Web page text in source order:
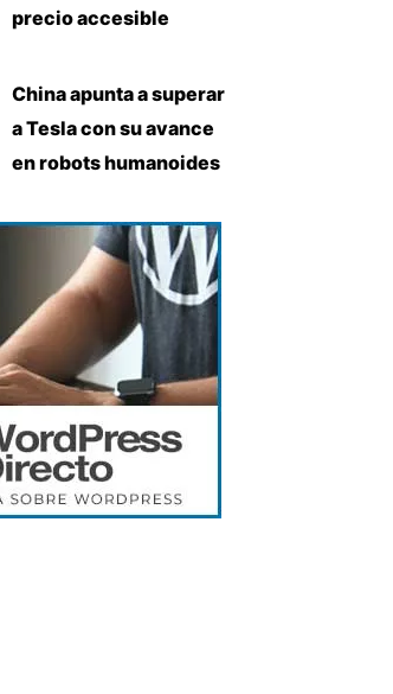
precio accesible
China apunta a superar
a Tesla con su avance
en robots humanoides